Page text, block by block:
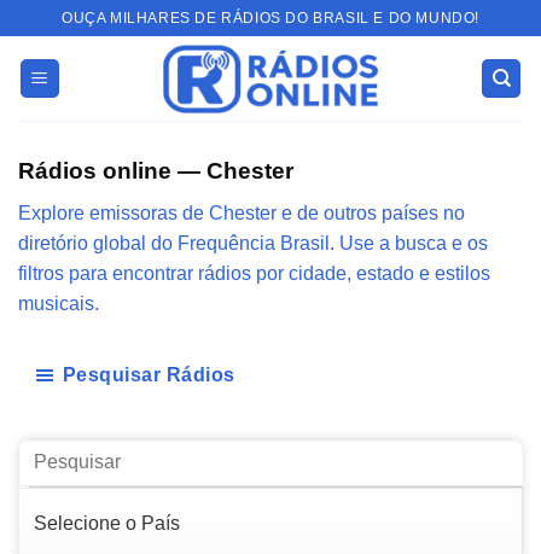
content
OUÇA MILHARES DE RÁDIOS DO BRASIL E DO MUNDO!
Rádios online — Chester
Explore emissoras de Chester e de outros países no
diretório global do Frequência Brasil. Use a busca e os
filtros para encontrar rádios por cidade, estado e estilos
musicais.
Pesquisar Rádios